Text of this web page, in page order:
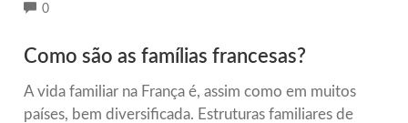
0COMMENTS
Como são as famílias francesas?
A vida familiar na França é, assim como em muitos
países, bem diversificada. Estruturas familiares de